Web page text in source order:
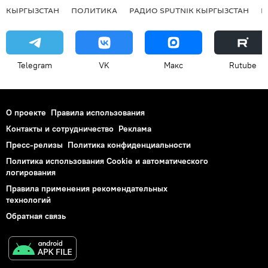
КЫРГЫЗСТАН ПОЛИТИКА РАДИО SPUTNIK КЫРГЫЗСТАН
Telegram VK Макс Rutube
О проекте Правила использования
Контакты и сотрудничество Реклама
Пресс-релизы Политика конфиденциальности
Политика использования Cookie и автоматического
логирования
Правила применения рекомендательных
технологий
Обратная связь